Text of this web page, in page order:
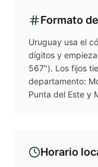
Formato
Uruguay usa el
dígitos y
567"). Los fijos
departamento:
Punta del Este y
Horario